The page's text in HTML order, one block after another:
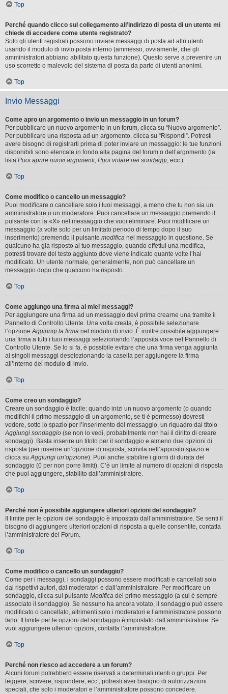
Top
Perché quando clicco sul collegamento all’indirizzo di posta di un utente mi
chiede di accedere come utente registrato?
Solo gli utenti registrati possono inviare messaggi di posta ad altri utenti
usando il modulo di invio posta interno (ammesso, ovviamente, che gli
amministratori abbiano abilitato questa funzione). Questo serve a prevenire un
uso scorretto o malevolo del sistema di posta da parte di utenti anonimi.
Top
Invio Messaggi
Come apro un argomento o invio un messaggio in un forum?
Per pubblicare un nuovo argomento in un forum, clicca su “Nuovo argomento”.
Per pubblicare una risposta ad un argomento, clicca su “Rispondi”. Potresti
avere bisogno di registrarti prima di poter inviare un messaggio: le tue funzioni
disponibili sono elencate in fondo alla pagina del forum o dell’argomento (la
lista Puoi aprire nuovi argomenti, Puoi votare nei sondaggi, ecc.).
Top
Come modifico o cancello un messaggio?
Puoi modificare o cancellare solo i tuoi messaggi, a meno che tu non sia un
amministratore o un moderatore. Puoi cancellare un messaggio premendo il
pulsante con la «X» nel messaggio che vuoi eliminare. Puoi modificare un
messaggio (a volte solo per un limitato periodo di tempo dopo il suo
inserimento) premendo il pulsante modifica nel messaggio in questione. Se
qualcuno ha già risposto al tuo messaggio, quando effettui una modifica,
potresti trovare del testo aggiunto dove viene indicato quante volte l’hai
modificato. Un utente normale, generalmente, non può cancellare un
messaggio dopo che qualcuno ha risposto.
Top
Come aggiungo una firma ai miei messaggi?
Per aggiungere una firma ad un messaggio devi prima crearne una tramite il
Pannello di Controllo Utente. Una volta creata, è possibile selezionare
l’opzioneAggiungi la firma nel modulo di invio. È inoltre possibile aggiungere
una firma a tutti i tuoi messaggi selezionando l’apposita voce nel Pannello di
Controllo Utente. Se lo si fa, è possibile evitare che una firma venga aggiunta
ai singoli messaggi deselezionando la casella per aggiungere la firma
all’interno del modulo di invio.
Top
Come creo un sondaggio?
Creare un sondaggio è facile: quando inizi un nuovo argomento (o quando
modifichi il primo messaggio di un argomento, se ti è permesso) dovresti
vedere, sotto lo spazio per l’inserimento del messaggio, un riquadro dal titolo
Aggiungi sondaggio (se non lo vedi, probabilmente non hai il diritto di creare
sondaggi). Basta inserire un titolo per il sondaggio e almeno due opzioni di
risposta (per inserire un’opzione di risposta, scrivila nell’apposito spazio e
clicca suAggiungi un’opzione). Puoi anche stabilire i giorni di durata del
sondaggio (0 per non porre limiti). C’è un limite al numero di opzioni di risposta
che puoi aggiungere, stabilito dall’amministratore.
Top
Perché non è possibile aggiungere ulteriori opzioni del sondaggio?
Il limite per le opzioni del sondaggio è impostato dall’amministratore. Se senti il
bisogno di aggiungere ulteriori opzioni di risposta a quelle consentite, contatta
l’amministratore del Forum.
Top
Come modifico o cancello un sondaggio?
Come per i messaggi, i sondaggi possono essere modificati e cancellati solo
dai rispettivi autori, dai moderatori e dall’amministratore. Per modificare un
sondaggio, clicca sul pulsante Modifica del primo messaggio (a cui è sempre
associato il sondaggio). Se nessuno ha ancora votato, il sondaggio può essere
modificato o cancellato, altrimenti solo i moderatori e l’amministratore possono
farlo. Il limite per le opzioni del sondaggio è impostato dall’amministratore. Se
vuoi aggiungere ulteriori opzioni, contatta l’amministratore.
Top
Perché non riesco ad accedere a un forum?
Alcuni forum potrebbero essere riservati a determinati utenti o gruppi. Per
leggere, scrivere, rispondere, ecc., potresti aver bisogno di autorizzazioni
speciali, che solo i moderatori e l’amministratore possono concedere.